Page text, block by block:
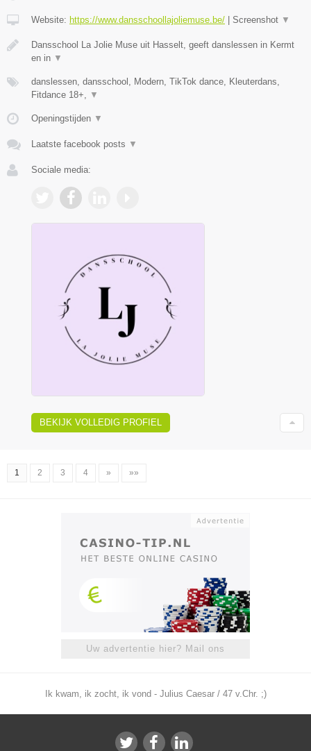
Website: https://www.dansschoollajoliemuse.be/ Screenshot ▼
Dansschool La Jolie Muse uit Hasselt, geeft danslessen in Kermt
en in ▼
danslessen, dansschool, Modern, TikTok dance, Kleuterdans,
Fitdance 18+,
▼
Openingstijden ▼
Laatste facebook posts ▼
Sociale media:
BEKIJK VOLLEDIG PROFIEL
1 2 3 4 » »»
Uw advertentie hier? Mail ons
Ik kwam, ik zocht, ik vond - Julius Caesar / 47 v.Chr. ;)